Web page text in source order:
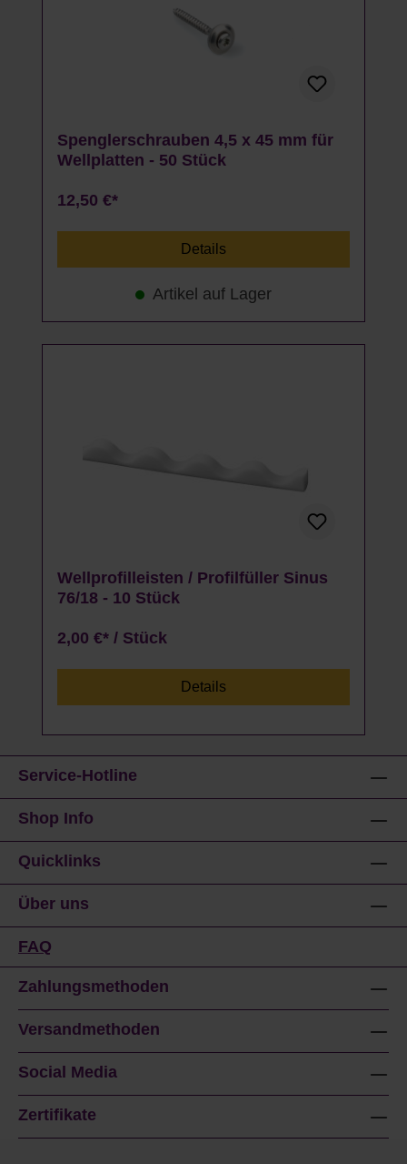
Spenglerschrauben 4,5 x 45 mm für
Wellplatten - 50 Stück
12,50 €*
Details
Artikel auf Lager
Wellprofilleisten / Profilfüller Sinus
76/18 - 10 Stück
2,00 €* / Stück
Details
Service-Hotline
Shop Info
Quicklinks
Über uns
FAQ
Zahlungsmethoden
Versandmethoden
Social Media
Zertifikate